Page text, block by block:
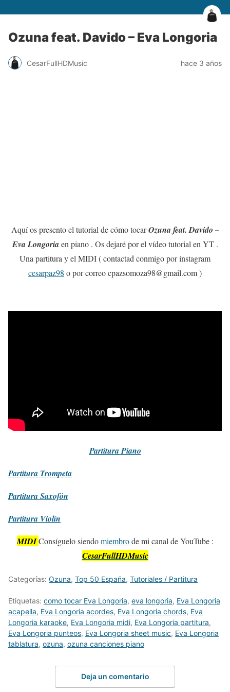
Ozuna feat. Davido – Eva Longoria
CesarFullHDMusic hace 3 años
Aquí os presento el tutorial de cómo tocarOzuna feat. Davido –
Eva Longoriaen piano . Os dejaré por el vídeo tutorial en YT .
Una partitura y el MIDI ( contactad conmigo por instagram
cesarpaz98 o por correo cpazsomoza98@gmail.com )
PartituraPiano
Partitura Trompeta
PartituraSaxofón
Partitura Violín
MIDI Consíguelo siendomiembrode mi canal de YouTube :
CesarFullHDMusic
Categorías: Ozuna, Top 50 España, Tutoriales / Partitura
Etiquetas: como tocar Eva Longoria, eva longoria, Eva Longoria
acapella, Eva Longoria acordes, Eva Longoria chords, Eva
Longoria karaoke, Eva Longoria midi, Eva Longoria partitura,
Eva Longoria punteos, Eva Longoria sheet music, Eva Longoria
tablatura, ozuna, ozuna canciones piano
Deja un comentario